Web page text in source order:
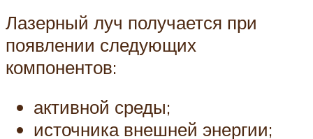
Лазерный луч получается при
появлении следующих
компонентов:
активной среды;
источника внешней энергии;